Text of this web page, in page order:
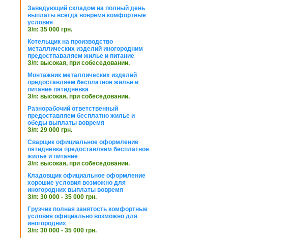
Заведующий складом на полный день
выплаты всегда вовремя комфортные
условия
З/п: 35 000 грн.
Котельщик на производство
металлических изделий иногородним
предостпаваляем жилье и питание
З/п: высокая, при собеседовании.
Монтажник металлических изделий
предоставляем бесплатное жилье и
питание пятидневка
З/п: высокая, при собеседовании.
Разнорабочий ответственный
предоставляем бесплатно жилье и
обеды выплаты вовремя
З/п: 29 000 грн.
Сварщик официальное оформление
пятидневка предоставляем бесплатное
жилье и питание
З/п: высокая, при собеседовании.
Кладовщик официальное оформление
хорошие условия возможно для
иногородних выплаты вовремя
З/п: 30 000 - 35 000 грн.
Грузчик полная занятость комфортные
условия официально возможно для
иногородних
З/п: 30 000 - 35 000 грн.